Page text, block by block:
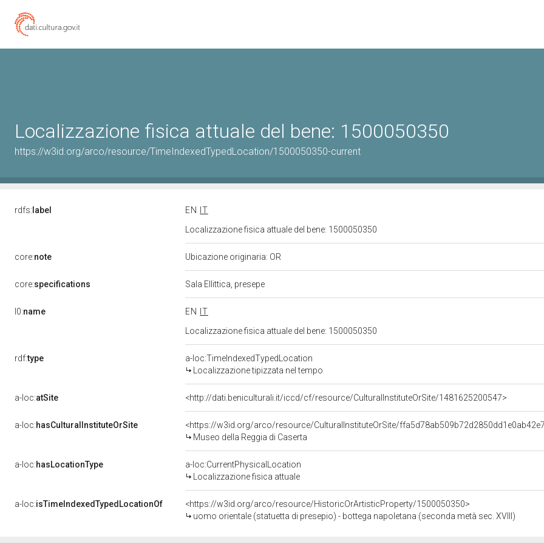
Localizzazione fisica attuale del bene: 1500050350
https://w3id.org/arco/resource/TimeIndexedTypedLocation/1500050350-current
rdfs: label EN
IT
Localizzazione fisica attuale del bene: 1500050350
core:note Ubicazione originaria: OR
core:specifications Sala Ellittica, presepe
l0:name EN
IT
Localizzazione fisica attuale del bene: 1500050350
rdf:type
a-loc:TimeIndexedTypedLocation
Localizzazione tipizzata nel tempo
a-loc:atSite <http://dati.beniculturali.it/iccd/cf/resource/CulturalInstituteOrSite/1481625200547>
a-loc:hasCulturalInstituteOrSite
<https://w3id.org/arco/resource/CulturalInstituteOrSite/
Museo della Reggia di Caserta
a-loc:hasLocationType
a-loc:CurrentPhysicalLocation
Localizzazione fisica attuale
a-loc:isTimeIndexedTypedLocationOf
<https://w3id.org/arco/resource/HistoricOrArtisticProperty/1500050350>
uomo orientale (statuetta di presepio) - bottega napoletana (seconda metà sec. XVIII)